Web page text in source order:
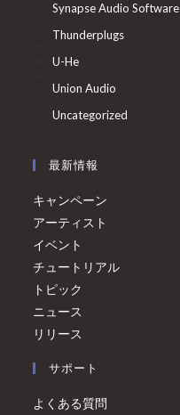
Synapse Audio Software
Thunderplugs
U-He
Union Audio
Uncategorized
最新情報
キャンペーン
アーティスト
イベント
チュートリアル
トピック
ニュース
リリース
サポート
よくある質問